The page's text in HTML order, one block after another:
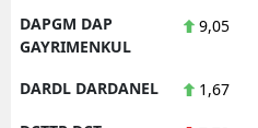
DAPGM DAP
GAYRIMENKUL
9,05
DARDL DARDANEL 1,67